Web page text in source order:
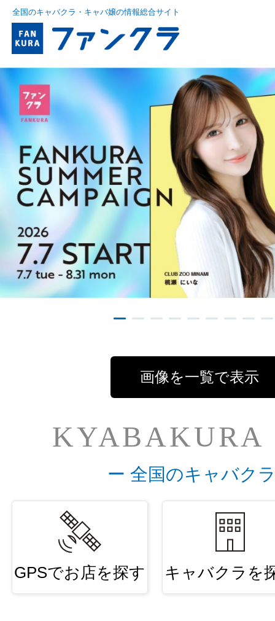
全国のキャバクラ・キャバ嬢の情報総合サイト
画像を一覧で表示
KYABAKURA
ー 全国のキャバク
GPSでお店を探す キャバクラを